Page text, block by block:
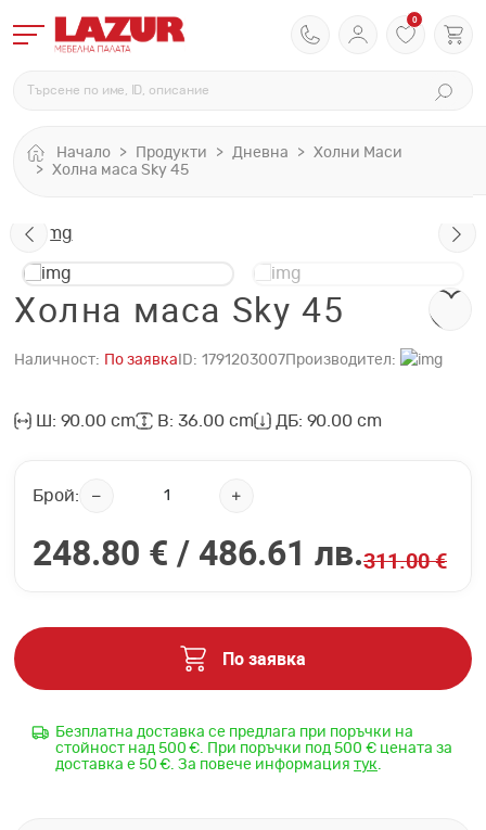
0
Начало Продукти Дневна
Холни Маси
Холна маса Sky 45
Холна маса Sky 45
Наличност: По заявка ID: 1791203007 Производител:
Ш: 90.00 cm В: 36.00 cm ДБ: 90.00 cm
Брой:
248.80 € / 486.61 лв.311.00 €
По заявка
Безплатна доставка се предлага при поръчки на
стойност над 500 €. При поръчки под 500 € цената за
доставка е 50 €. За повече информация тук.